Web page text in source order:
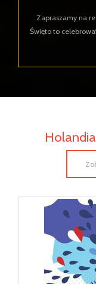
Zapraszamy na
Święto to
Holandia